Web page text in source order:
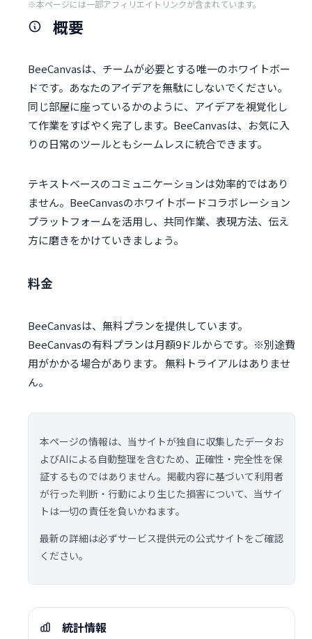
※本ページには一部アフィリエイトリンクが含まれています。
概要
BeeCanvasは、チームが必要とする唯一のホワイトボー
ドです。あなたのアイデアを無駄にしないでください。
同じ部屋に座っているかのように、アイデアを視覚化し
て作業をすばやく完了します。BeeCanvasは、お気に入
りの日常のツールともシームレスに統合できます。
テキストベースのコミュニケーションは効率的ではあり
ません。BeeCanvasのホワイトボードコラボレーション
プラットフォームを活用し、共同作業、表現方法、伝え
方に磨きをかけていきましょう。
料金
BeeCanvasは、無料プランを提供しています。
BeeCanvasの有料プランは月額9ドルからです。※別途費
用がかかる場合があります。 無料トライアルはありませ
ん。
本ページの情報は、当サイトが独自に収集したデータお
よびAIによる自動整理を含むため、正確性・完全性を保
証するものではありません。掲載内容に基づいて利用者
が行った判断・行動により生じた損害について、当サイ
トは一切の責任を負いかねます。
最新の詳細は必ずサービス提供元の公式サイトをご確認
ください。
統計情報